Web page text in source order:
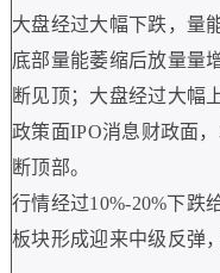
大盘经过大幅下跌，量
底部量能萎缩后放量量
断见顶；大盘经过大幅
政策面IPO消息财政面
断顶部。
行情经过10%-20%下跌
板块形成迎来中级反弹